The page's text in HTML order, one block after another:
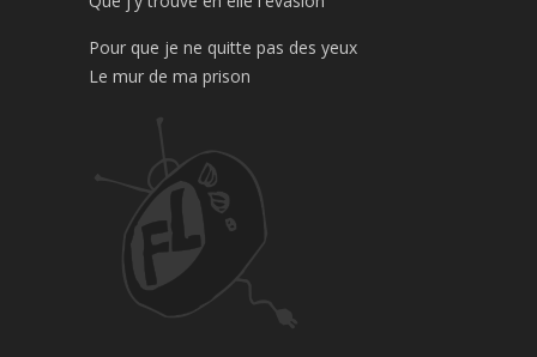
Pour que je ne quitte pas des yeux
Le mur de ma prison